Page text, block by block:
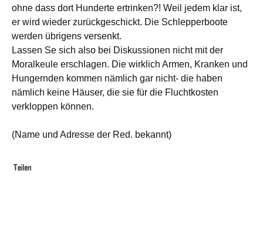
ohne dass dort Hunderte ertrinken?! Weil jedem klar ist,
er wird wieder zurückgeschickt. Die Schlepperboote
werden übrigens versenkt.
Lassen Se sich also bei Diskussionen nicht mit der
Moralkeule erschlagen. Die wirklich Armen, Kranken und
Hungernden kommen nämlich gar nicht- die haben
nämlich keine Häuser, die sie für die Fluchtkosten
verkloppen können.
(Name und Adresse der Red. bekannt)